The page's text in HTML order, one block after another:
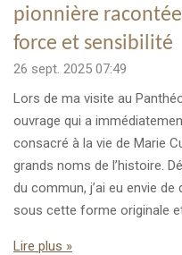
pionnière
force et sensibilité
26 sept. 2025 07:49
Lors de ma visite au
ouvrage qui a
consacré à la vie de Marie
grands noms de l’histoire.
du commun, j’ai eu envie
sous cette forme originale
Lire plus »